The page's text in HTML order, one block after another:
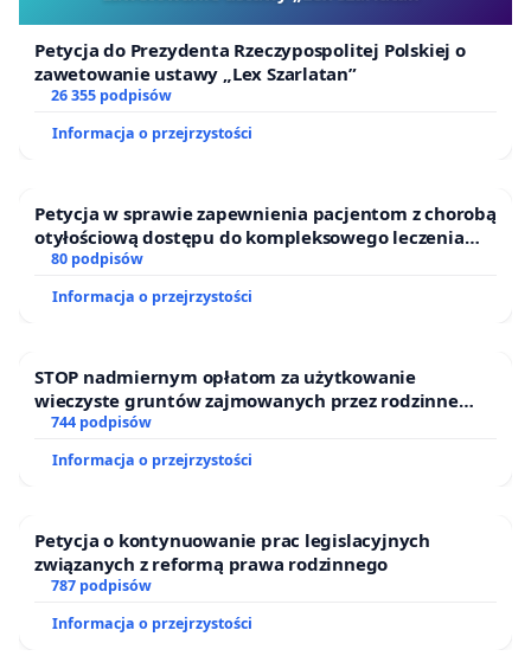
Petycja do Prezydenta Rzeczypospolitej Polskiej o
zawetowanie ustawy „Lex Szarlatan”
26 355 podpisów
Informacja o przejrzystości
Petycja w sprawie zapewnienia pacjentom z chorobą
otyłościową dostępu do kompleksowego leczenia
oraz programów profilaktycznych.
80 podpisów
Informacja o przejrzystości
STOP nadmiernym opłatom za użytkowanie
wieczyste gruntów zajmowanych przez rodzinne
ogrody działkowe.
744 podpisów
Informacja o przejrzystości
Petycja o kontynuowanie prac legislacyjnych
związanych z reformą prawa rodzinnego
787 podpisów
Informacja o przejrzystości